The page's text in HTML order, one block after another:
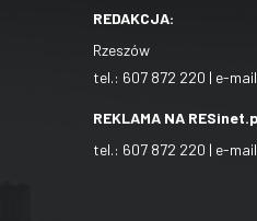
REDAKCJA:
Rzeszów
tel.: 607 872 220 | e-
REKLAMA NA
tel.: 607 872 220 | e-